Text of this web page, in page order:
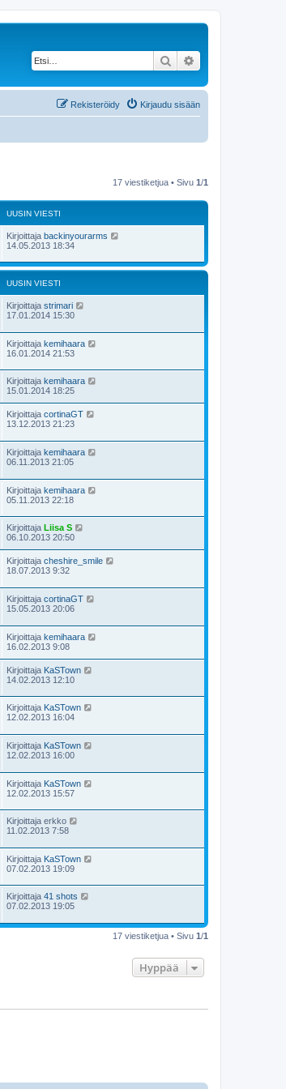
Etsi
Kirjaudu sisään
Rekisteröidy
17 viestiketjua • Sivu 1/1
UUSIN VIESTI
Kirjoittaja backinyourarms
14.05.2013 18:34
UUSIN VIESTI
Kirjoittaja strimari
17.01.2014 15:30
Kirjoittaja kemihaara
16.01.2014 21:53
Kirjoittaja kemihaara
15.01.2014 18:25
Kirjoittaja cortinaGT
13.12.2013 21:23
Kirjoittaja kemihaara
06.11.2013 21:05
Kirjoittaja kemihaara
05.11.2013 22:18
Kirjoittaja Liisa S
06.10.2013 20:50
Kirjoittaja cheshire_smile
18.07.2013 9:32
Kirjoittaja cortinaGT
15.05.2013 20:06
Kirjoittaja kemihaara
16.02.2013 9:08
Kirjoittaja KaSTown
14.02.2013 12:10
Kirjoittaja KaSTown
12.02.2013 16:04
Kirjoittaja KaSTown
12.02.2013 16:00
Kirjoittaja KaSTown
12.02.2013 15:57
Kirjoittaja erkko
11.02.2013 7:58
Kirjoittaja KaSTown
07.02.2013 19:09
Kirjoittaja 41 shots
07.02.2013 19:05
17 viestiketjua • Sivu 1/1
Hyppää